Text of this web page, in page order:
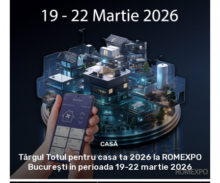
CASĂ
Târgul Totul pentru casa ta 2026 la ROMEXPO
Bucureşti în perioada 19-22 martie 2026